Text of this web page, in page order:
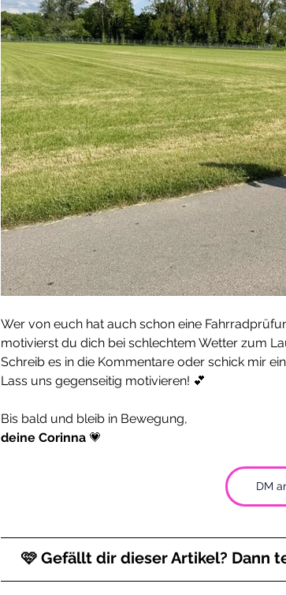
Wer von euch hat auch schon eine
motivierst du dich bei schlechtem Wetter zum
Schreib es in die Kommentare oder schick mir
Lass uns gegenseitig motivieren! 💕
Bis bald und bleib in Bewegung,
deine Corinna 💗
DM
🩷 Gefällt dir dieser Artikel? Dann